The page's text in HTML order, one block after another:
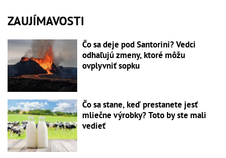
ZAUJÍMAVOSTI
Čo sa deje pod Santorini? Vedci
odhaľujú zmeny, ktoré môžu
ovplyvniť sopku
Čo sa stane, keď prestanete jesť
mliečne výrobky? Toto by ste mali
vedieť